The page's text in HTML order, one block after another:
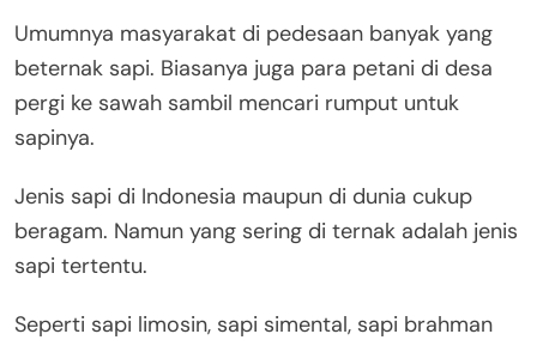
Umumnya masyarakat di pedesaan banyak yang
beternak sapi. Biasanya juga para petani di desa
pergi ke sawah sambil mencari rumput untuk
sapinya.
Jenis sapi di Indonesia maupun di dunia cukup
beragam. Namun yang sering di ternak adalah jenis
sapi tertentu.
Seperti sapi limosin, sapi simental, sapi brahman